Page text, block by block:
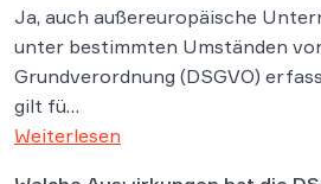
Ja, auch außereuropäische
unter bestimmten Umständen
Grundverordnung (DSGVO)
gilt fü…
Weiterlesen